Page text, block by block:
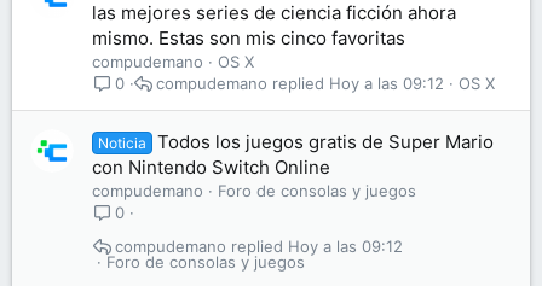
las mejores series de ciencia ficción ahora
mismo. Estas son mis cinco favoritas
compudemano
OS X
0
OS X
Hoy a las 09:12
compudemano
Noticia
Todos los juegos gratis de Super Mario
con Nintendo Switch Online
compudemano
Foro de consolas y juegos
0
Foro de consolas y juegos
Hoy a las 09:12
compudemano